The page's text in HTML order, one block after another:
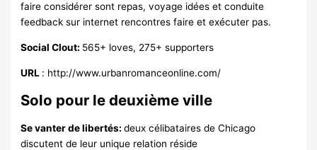
faire considérer sont repas, voyage idées et conduite
feedback sur internet rencontres faire et exécuter pas.
Social Clout: 565+ loves, 275+ supporters
URL : http://www.urbanromanceonline.com/
Solo pour le deuxième ville
Se vanter de libertés:deux célibataires de Chicago
discutent de leur unique relation réside